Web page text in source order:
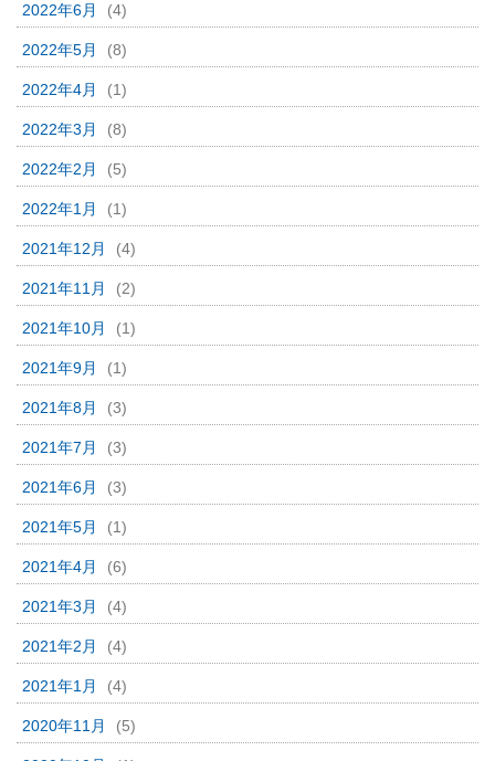
2022年6月 (4)
2022年5月 (8)
2022年4月 (1)
2022年3月 (8)
2022年2月 (5)
2022年1月 (1)
2021年12月 (4)
2021年11月 (2)
2021年10月 (1)
2021年9月 (1)
2021年8月 (3)
2021年7月 (3)
2021年6月 (3)
2021年5月 (1)
2021年4月 (6)
2021年3月 (4)
2021年2月 (4)
2021年1月 (4)
2020年11月 (5)